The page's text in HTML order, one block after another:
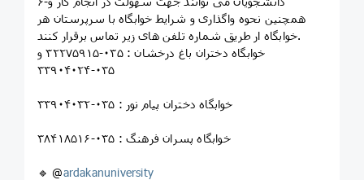
همچنین نحوه واگذاری و شرایط خوابگاه با سرپرستان هر
خوابگاه ار طریق شماره تلفن های زیر تماس برقرار کنند.
خوابگاه دختران باغ درخشان : ۰۳۵-۳۲۲۷۵۹۱۵ و
۰۳۵-۳۳۹۰۴۰۲۴
خوابگاه دختران پیام نور : ۰۳۵-۳۳۹۰۴۰۳۲
خوابگاه پسران فرهنگ : ۰۳۵-۳۸۴۱۸۵۱۶
🔹 @ardakanuniversity